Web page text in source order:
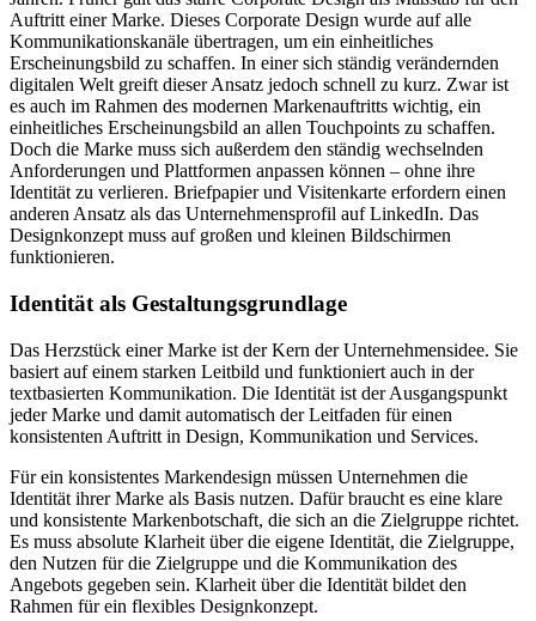
Auftritt einer Marke. Dieses Corporate Design wurde auf alle
Kommunikationskanäle übertragen, um ein einheitliches
Erscheinungsbild zu schaffen. In einer sich ständig verändernden
digitalen Welt greift dieser Ansatz jedoch schnell zu kurz. Zwar ist
es auch im Rahmen des modernen Markenauftritts wichtig, ein
einheitliches Erscheinungsbild an allen Touchpoints zu schaffen.
Doch die Marke muss sich außerdem den ständig wechselnden
Anforderungen und Plattformen anpassen können – ohne ihre
Identität zu verlieren. Briefpapier und Visitenkarte erfordern einen
anderen Ansatz als das Unternehmensprofil auf LinkedIn. Das
Designkonzept muss auf großen und kleinen Bildschirmen
funktionieren.
Identität als Gestaltungsgrundlage
Das Herzstück einer Marke ist der Kern der Unternehmensidee. Sie
basiert auf einem starken Leitbild und funktioniert auch in der
textbasierten Kommunikation. Die Identität ist der Ausgangspunkt
jeder Marke und damit automatisch der Leitfaden für einen
konsistenten Auftritt in Design, Kommunikation und Services.
Für ein konsistentes Markendesign müssen Unternehmen die
Identität ihrer Marke als Basis nutzen. Dafür braucht es eine klare
und konsistente Markenbotschaft, die sich an die Zielgruppe richtet.
Es muss absolute Klarheit über die eigene Identität, die Zielgruppe,
den Nutzen für die Zielgruppe und die Kommunikation des
Angebots gegeben sein. Klarheit über die Identität bildet den
Rahmen für ein flexibles Designkonzept.